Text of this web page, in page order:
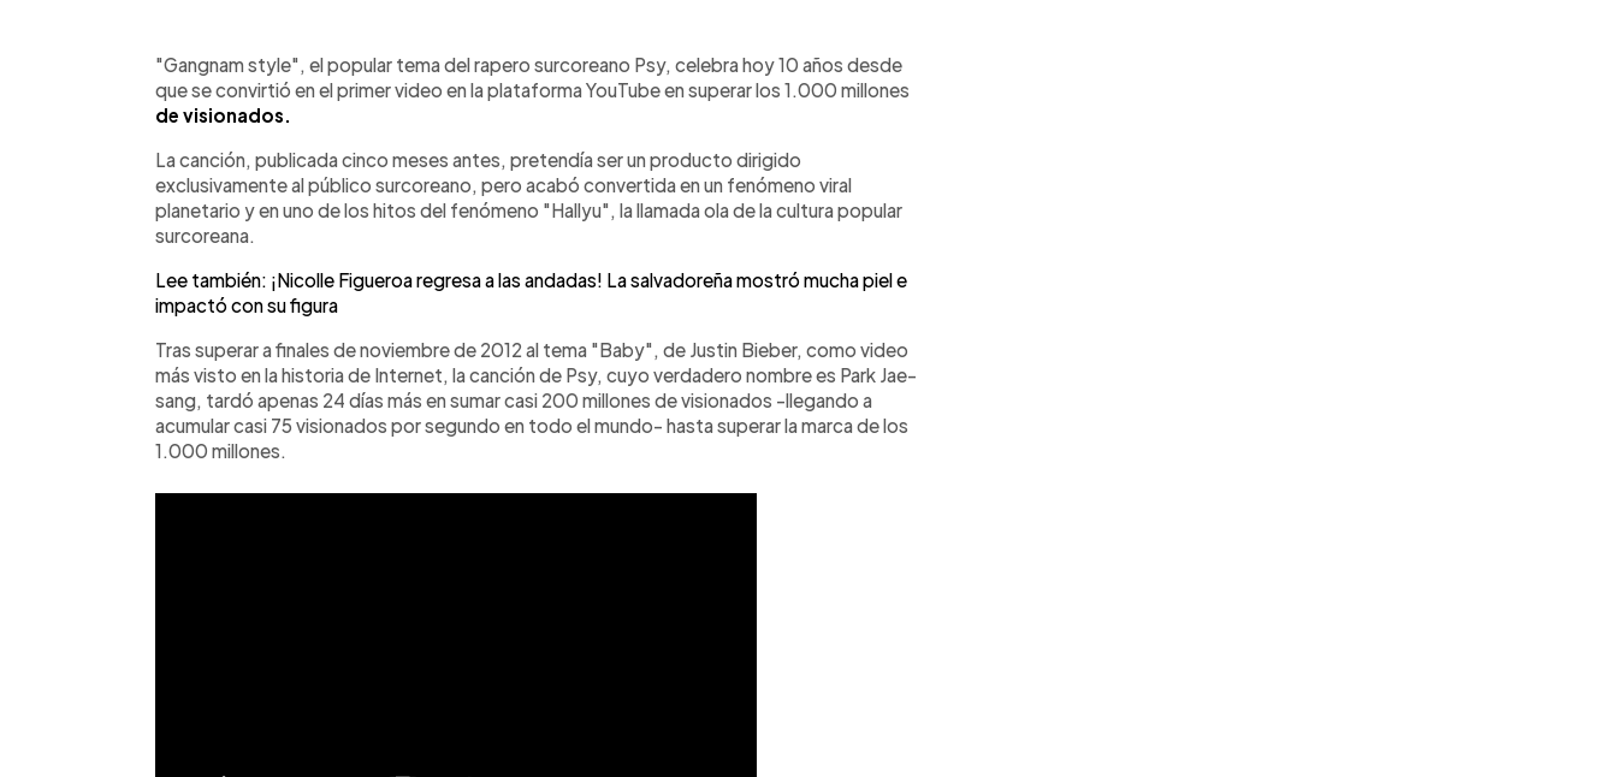
Escuchar artículo
"Gangnam style", el popular tema del rapero surcoreano Psy, celebra hoy 10 años desde
que se convirtió en el primer video en la plataforma YouTube en superar los 1.000 millones
de visionados.
La canción, publicada cinco meses antes, pretendía ser un producto dirigido
exclusivamente al público surcoreano, pero acabó convertida en un fenómeno viral
planetario y en uno de los hitos del fenómeno "Hallyu", la llamada ola de la cultura popular
surcoreana.
Lee también: ¡Nicolle Figueroa regresa a las andadas! La salvadoreña mostró mucha piel e
impactó con su figura
Tras superar a finales de noviembre de 2012 al tema "Baby", de Justin Bieber, como video
más visto en la historia de Internet, la canción de Psy, cuyo verdadero nombre es Park Jae-
sang, tardó apenas 24 días más en sumar casi 200 millones de visionados -llegando a
acumular casi 75 visionados por segundo en todo el mundo- hasta superar la marca de los
1.000 millones.